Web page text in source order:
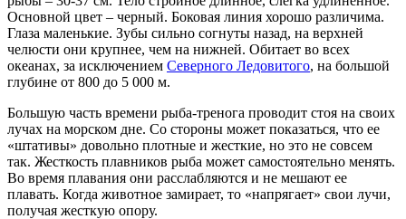
Основной цвет – черный. Боковая линия хорошо различима.
Глаза маленькие. Зубы сильно согнуты назад, на верхней
челюсти они крупнее, чем на нижней. Обитает во всех
океанах, за исключением Северного Ледовитого, на большой
глубине от 800 до 5 000 м.
Большую часть времени рыба-тренога проводит стоя на своих
лучах на морском дне. Со стороны может показаться, что ее
«штативы» довольно плотные и жесткие, но это не совсем
так. Жесткость плавников рыба может самостоятельно менять.
Во время плавания они расслабляются и не мешают ее
плавать. Когда животное замирает, то «напрягает» свои лучи,
получая жесткую опору.